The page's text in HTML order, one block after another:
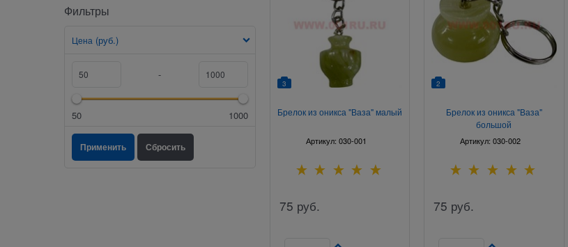
Фильтры
Цена (руб.)
-
50 1000
3
Брелок из оникса "Ваза" малый
Артикул:030-001
75 руб.
2
Брелок из оникса "Ваза"
большой
Артикул:030-002
75 руб.